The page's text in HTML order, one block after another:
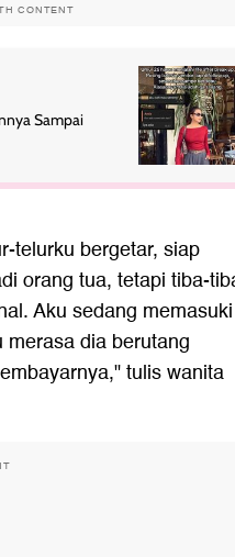
CONTENT
Sampai
telurku bergetar, siap
orang tua, tetapi tiba-
Aku sedang memasuki
dia berutang
tulis wanita